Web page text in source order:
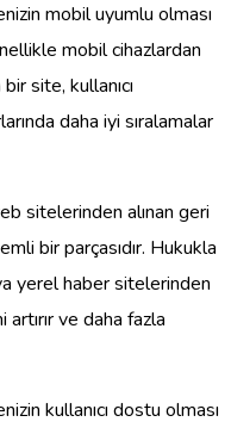
mobil uyumlu olması
mobil cihazlardan
site, kullanıcı
daha iyi sıralamalar
sitelerinden alınan geri
bir parçasıdır. Hukukla
yerel haber sitelerinden
ve daha fazla
kullanıcı dostu olması